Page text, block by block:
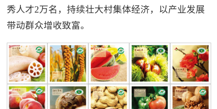
秀人才2万名，持续壮大村集体经济，以产业发展
带动群众增收致富。